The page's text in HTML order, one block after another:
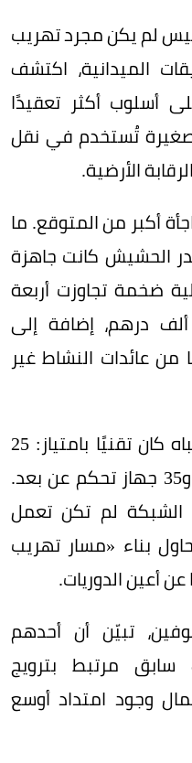
لم يكن مجرد تهريب
الميدانية، اكتشف
أسلوب أكثر تعقيدًا
تُستخدم في نقل
الأرضية.
أكبر من المتوقع. ما
مخدر الحشيش كانت جاهزة
ضخمة تجاوزت أربعة
درهم، إضافة إلى
عائدات النشاط غير
لكن العنصر الأكثر لفتًا للانتباه كان تقنيًا بامتياز: 25
طائرة مسيّرة، و155 بطارية، و35 جهاز تحكم عن بعد.
لم تكن تعمل
بناء «مسار تهريب
أعين الدوريات.
تبيّن أن أحدهم
مرتبط بترويج
وجود امتداد أوسع